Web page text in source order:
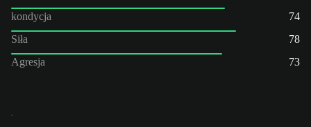
kondycja
74
Siła
78
Agresja
73